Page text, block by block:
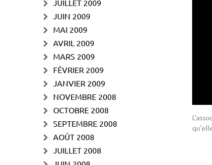
JUILLET 2009
JUIN 2009
MAI 2009
AVRIL 2009
MARS 2009
FÉVRIER 2009
JANVIER 2009
NOVEMBRE 2008
OCTOBRE 2008
SEPTEMBRE 2008
AOÛT 2008
JUILLET 2008